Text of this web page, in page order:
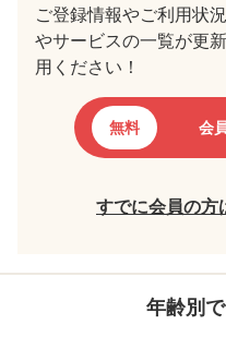
ご登録情報やご利用状
やサービスの一覧が更
用ください！
無料 会
すでに会員の方
年齢別